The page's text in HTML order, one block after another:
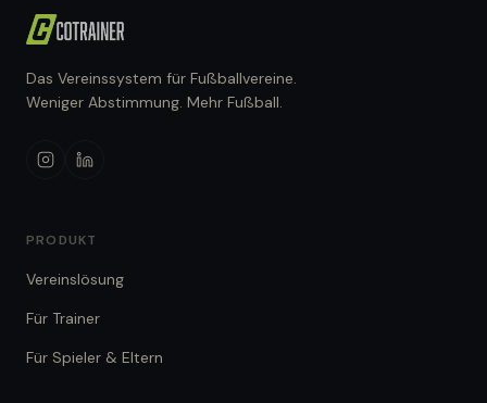
Das Vereinssystem für Fußballvereine.
Weniger Abstimmung. Mehr Fußball.
PRODUKT
Vereinslösung
Für Trainer
Für Spieler & Eltern